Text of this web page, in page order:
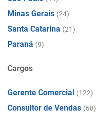
Minas Gerais (24)
Santa Catarina (21)
Paraná (9)
Cargos
Gerente Comercial (122)
Consultor de Vendas (68)